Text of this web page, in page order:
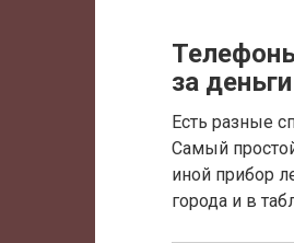
за
Есть разные
Самый
иной прибор
города и в